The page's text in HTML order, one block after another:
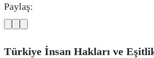
Paylaş:
Türkiye İnsan Hakları ve